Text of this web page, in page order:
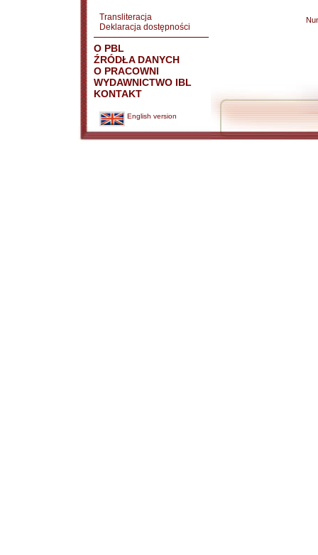
Transliteracja
Deklaracja dostępności
O PBL
ŹRÓDŁA DANYCH
O PRACOWNI
WYDAWNICTWO IBL
KONTAKT
English version